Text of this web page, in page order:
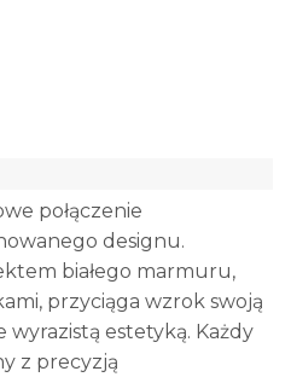
połączenie
designu.
białego marmuru,
przyciąga wzrok swoją
estetyką. Każdy
z precyzją